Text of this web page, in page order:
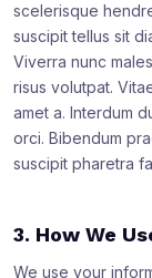
scelerisque
suscipit tellus sit
Viverra nunc
risus volutpat.
amet a. Interdum
orci. Bibendum
suscipit pharetra
3. How We
We use your